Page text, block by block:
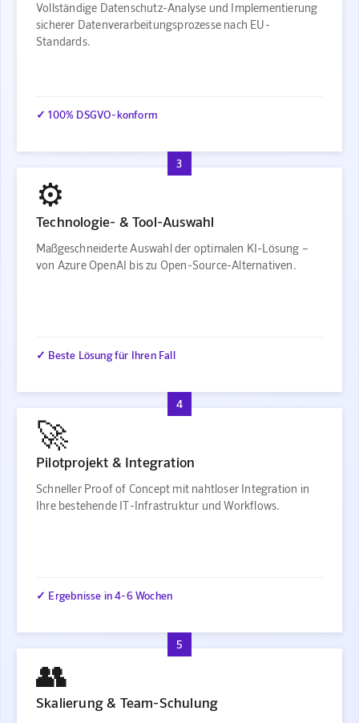
Vollständige Datenschutz-Analyse und Implementierung
sicherer Datenverarbeitungsprozesse nach EU-
Standards.
✓ 100% DSGVO-konform
3
⚙️
Technologie- & Tool-Auswahl
Maßgeschneiderte Auswahl der optimalen KI-Lösung –
von Azure OpenAI bis zu Open-Source-Alternativen.
✓ Beste Lösung für Ihren Fall
4
🚀
Pilotprojekt & Integration
Schneller Proof of Concept mit nahtloser Integration in
Ihre bestehende IT-Infrastruktur und Workflows.
✓ Ergebnisse in 4-6 Wochen
5
👥
Skalierung & Team-Schulung